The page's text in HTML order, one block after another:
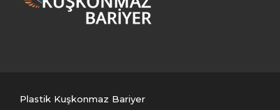
Plastik Kuşkonmaz Bariyer